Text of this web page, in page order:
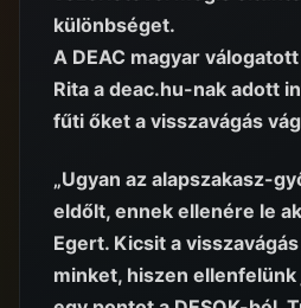
különbséget.
A DEAC magyar
Rita a deac.hu-nak adott
fűti őket a visszavágás
„Ugyan az alapszakasz-
eldőlt, ennek ellenére le
Egert. Kicsit a
minket, hiszen